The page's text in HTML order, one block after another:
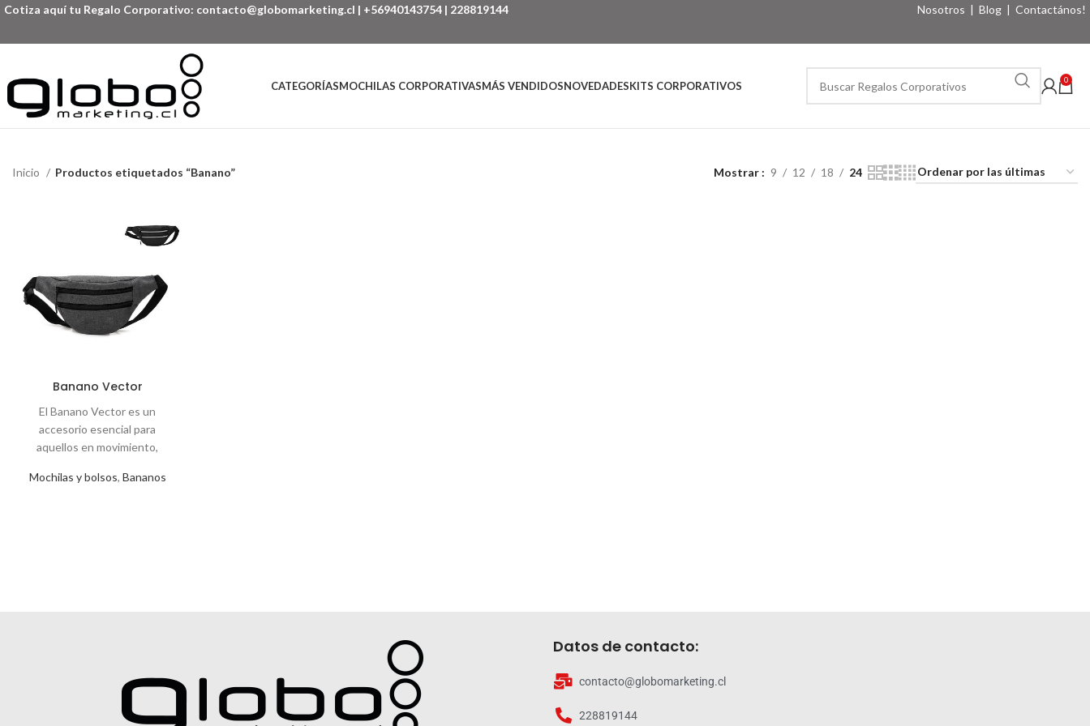
Cotiza aquí tu Regalo Corporativo: contacto@globomarketing.cl | +56940143754 | 228819144 Nosotros | Blog | Contactános!
CATEGORÍASMOCHILAS CORPORATIVASMÁS VENDIDOSNOVEDADESKITS CORPORATIVOS 0
Inicio Productos etiquetados “Banano” Mostrar 9 12 18 24
Banano Vector
Mochilas y bolsos, Bananos
Datos de contacto:
contacto@globomarketing.cl
228819144